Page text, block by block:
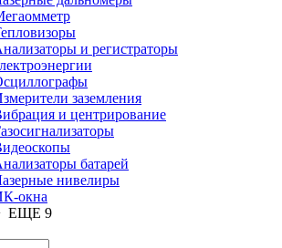
и регистраторы
заземления
и центрирование
батарей
нивелиры
окна
ЕЩЕ 9